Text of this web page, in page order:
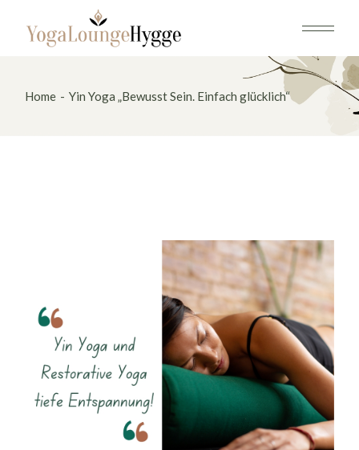
content
Home Yin Yoga „Bewusst Sein. Einfach glücklich“